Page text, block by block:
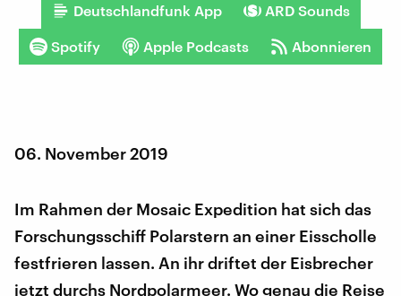
Deutschlandfunk App ARD Sounds
Spotify Apple Podcasts Abonnieren
06. November 2019
Im Rahmen der Mosaic Expedition hat sich das
Forschungsschiff Polarstern an einer Eisscholle
festfrieren lassen. An ihr driftet der Eisbrecher
jetzt durchs Nordpolarmeer. Wo genau die Reise